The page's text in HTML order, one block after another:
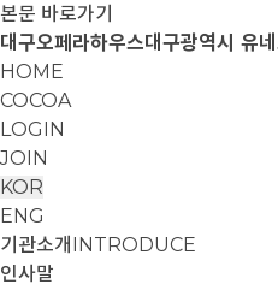
본문 바로가기
대구오페라하우스대구광역시 유
HOME
COCOA
LOGIN
JOIN
KOR
ENG
기관소개 INTRODUCE
인사말